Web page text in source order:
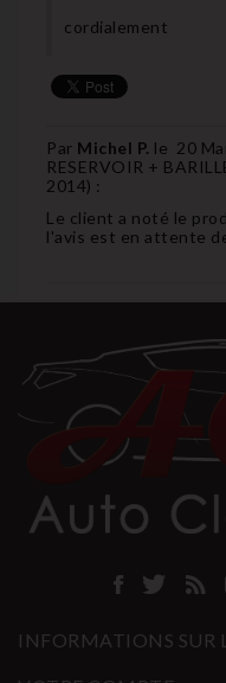
cordialement
Par Michel P. le 20
RESERVOIR +
2014) :
Le client a noté le
l'avis est en attente
INFORMATIONS SUR